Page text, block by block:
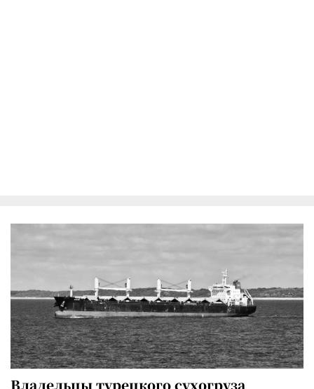
Владельцы турецкого сухогруза